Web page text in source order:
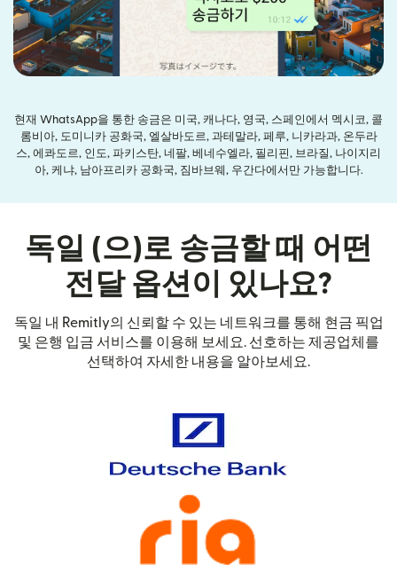
현재 WhatsApp을 통한 송금은 미국, 캐나다, 영국, 스페인에서 멕시코, 콜
롬비아, 도미니카 공화국, 엘살바도르, 과테말라, 페루, 니카라과, 온두라
스, 에콰도르, 인도, 파키스탄, 네팔, 베네수엘라, 필리핀, 브라질, 나이지리
아, 케냐, 남아프리카 공화국, 짐바브웨, 우간다에서만 가능합니다.
독일 (으)로 송금할 때 어떤
전달 옵션이 있나요?
독일 내 Remitly의 신뢰할 수 있는 네트워크를 통해 현금 픽업
및 은행 입금 서비스를 이용해 보세요. 선호하는 제공업체를
선택하여 자세한 내용을 알아보세요.